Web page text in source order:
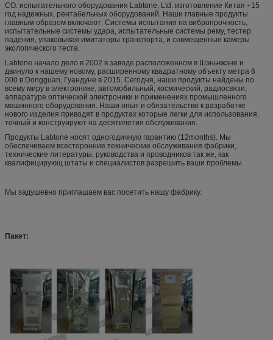
CO. испытательного оборудования Labtone, Ltd. изготовление Китая +15
год надежных, рентабельных оборудований. Наши главные продукты
главным образом включают: Системы испытания на вибропрочность,
испытательные системы удара, испытательные системы рему, тестер
падения, упаковывая имитаторы транспорта, и совмещенные камеры
экологического теста.
Labtone начало дело в 2002 в заводе расположенном в Шэньчжэне и
двинуло к нашему новому, расширенному квадратному объекту метра 6
000 в Dongguan, Гуандуне в 2015. Сегодня, наши продукты найдены по
всему миру в электронике, автомобильный, космический, радиосвязи,
аппаратуре оптической электроники и применениях промышленного
машинного оборудования. Наши опыт и обязательство к разработке
нового изделия приводят в продуктах которые легки для использования,
точный и конструируют на десятилетия обслуживания.
Продукты Labtone носят одногодичную гарантию (12months). Мы
обеспечиваем всесторонние технические обслуживания фабрики,
технические литературы, руководства и проводников так же, как
квалифицирующ штаты и специалистов разрешить ваши проблемы.
Мы задушевно приглашаем вас посетить нашу фабрику.
Пакет: